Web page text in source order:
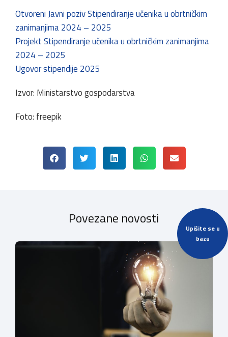
Upišite se u
bazu
Otvoreni Javni poziv Stipendiranje učenika u obrtničkim
zanimanjima 2024 – 2025
Projekt Stipendiranje učenika u obrtničkim zanimanjima
2024 – 2025
Ugovor stipendije 2025
Izvor: Ministarstvo gospodarstva
Foto: freepik
Povezane novosti